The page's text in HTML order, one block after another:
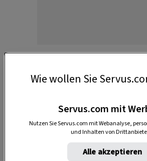
Welche Kräuter uns kühl
Statt zuckerhaltigen Getränken
Wasser. Um diesem
Geschmack zu verleihen, helfen
Wie wollen Sie
Servus.com mit
Nutzen Sie Servus.com mit Webanalyse,
und Inhalten von
Alle akzeptieren